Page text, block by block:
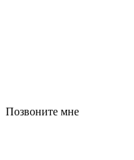
Позвоните мне